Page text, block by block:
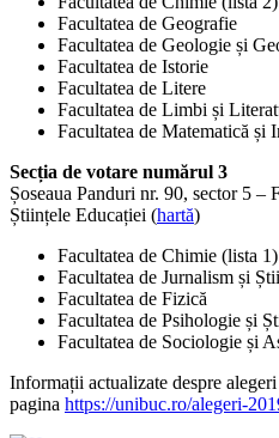
Facultatea de Geografie
Facultatea de Geologie și
Facultatea de Istorie
Facultatea de Litere
Facultatea de Limbi și
Facultatea de Matematică și
Secția de votare numărul 3
Șoseaua Panduri nr. 90, sector 5 –
Științele Educației (hartă)
Facultatea de Chimie (lista 1)
Facultatea de Jurnalism și
Facultatea de Fizică
Facultatea de Psihologie și
Facultatea de Sociologie și
Informații actualizate despre
pagina https://unibuc.ro/alegeri-